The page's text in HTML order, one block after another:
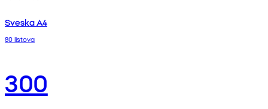
Sveska A4
80 listova
300